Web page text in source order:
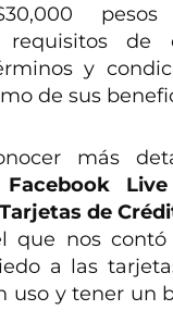
pesos
de
y
de sus
más
de
que nos contó
a las
uso y tener un